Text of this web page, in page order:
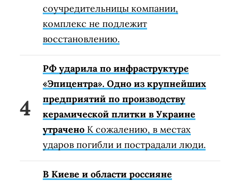
соучредительницы компании,
комплекс не подлежит
восстановлению.
РФ ударила по инфраструктуре
«Эпицентра». Одно из крупнейших
предприятий по производству
керамической плитки в Украине
утрачено К сожалению, в местах
ударов погибли и пострадали люди.
В Киеве и области россияне